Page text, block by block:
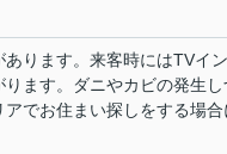
ります。来客時にはTVイ
ます。ダニやカビの発生し
でお住まい探しをする場合